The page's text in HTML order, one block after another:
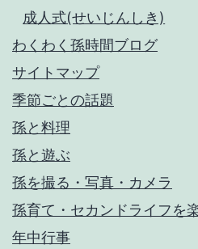
成人式(せいじんしき)
わくわく孫時間ブログ
サイトマップ
季節ごとの話題
孫と料理
孫と遊ぶ
孫を撮る・写真・カメラ
孫育て・セカンドライフを
年中行事